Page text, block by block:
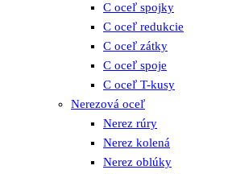
C oceľ spojky
C oceľ redukcie
C oceľ zátky
C oceľ spoje
C oceľ T-kusy
Nerezová oceľ
Nerez rúry
Nerez kolená
Nerez oblúky